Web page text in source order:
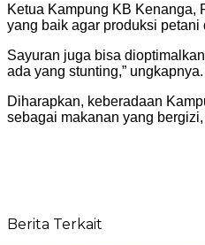
Ketua Kampung KB Kenanga,
yang baik agar produksi
Sayuran juga bisa
ada yang stunting,” ungkapnya.
Diharapkan, keberadaan
sebagai makanan yang
Berita Terkait